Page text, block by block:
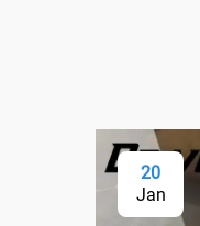
20
Jan